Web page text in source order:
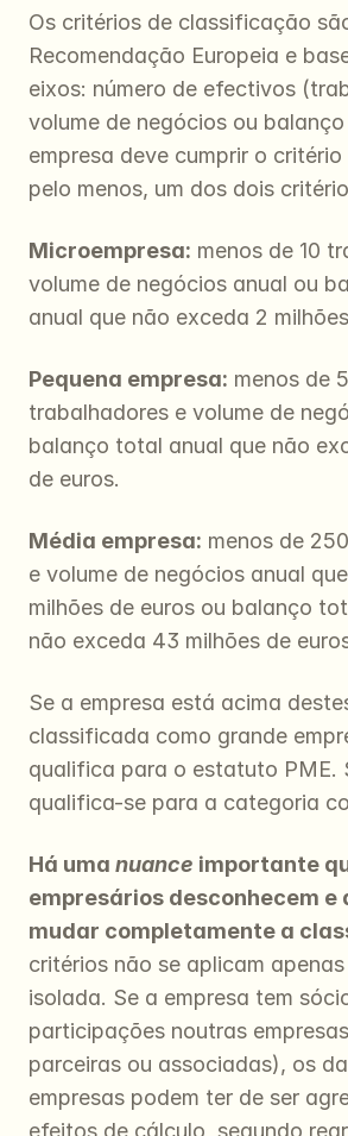
Os critérios de classificação
Recomendação Europeia e
eixos: número de efectivos
volume de negócios ou
empresa deve cumprir o
pelo menos, um dos dois
Microempresa: menos de 10
volume de negócios anual ou
anual que não exceda 2
Pequena empresa: menos de
trabalhadores e volume de
balanço total anual que não
de euros.
Média empresa: menos de
e volume de negócios anual
milhões de euros ou balanço
não exceda 43 milhões de
Se a empresa está acima
classificada como grande
qualifica para o estatuto PME.
qualifica-se para a categoria
Há uma nuance importante
empresários desconhecem e
mudar completamente a
critérios não se aplicam
isolada. Se a empresa tem
participações noutras
parceiras ou associadas), os
empresas podem ter de ser
efeitos de cálculo, segundo